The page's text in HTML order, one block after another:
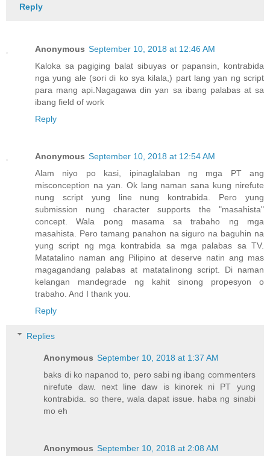
Reply
Anonymous September 10, 2018 at 12:46 AM
Kaloka sa pagiging balat sibuyas or papansin, kontrabida
nga yung ale (sori di ko sya kilala,) part lang yan ng script
para mang api.Nagagawa din yan sa ibang palabas at sa
ibang field of work
Reply
Anonymous September 10, 2018 at 12:54 AM
Alam niyo po kasi, ipinaglalaban ng mga PT ang
misconception na yan. Ok lang naman sana kung nirefute
nung script yung line nung kontrabida. Pero yung
submission nung character supports the "masahista"
concept. Wala pong masama sa trabaho ng mga
masahista. Pero tamang panahon na siguro na baguhin na
yung script ng mga kontrabida sa mga palabas sa TV.
Matatalino naman ang Pilipino at deserve natin ang mas
magagandang palabas at matatalinong script. Di naman
kelangan mandegrade ng kahit sinong propesyon o
trabaho. And I thank you.
Reply
Replies
Anonymous September 10, 2018 at 1:37 AM
baks di ko napanod to, pero sabi ng ibang commenters
nirefute daw. next line daw is kinorek ni PT yung
kontrabida. so there, wala dapat issue. haba ng sinabi
mo eh
Anonymous September 10, 2018 at 2:08 AM